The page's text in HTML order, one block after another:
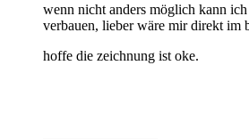
wenn nicht anders möglich kann
verbauen, lieber wäre mir direkt im
hoffe die zeichnung ist oke.